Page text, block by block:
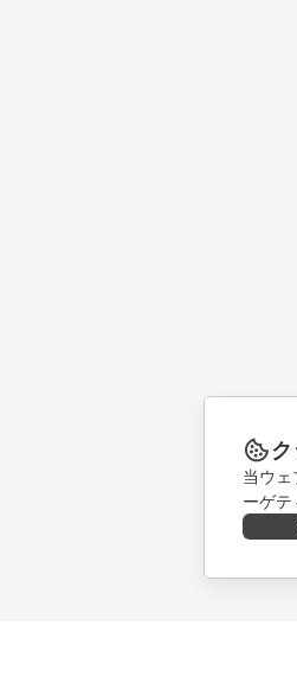
当ウ
ーゲ